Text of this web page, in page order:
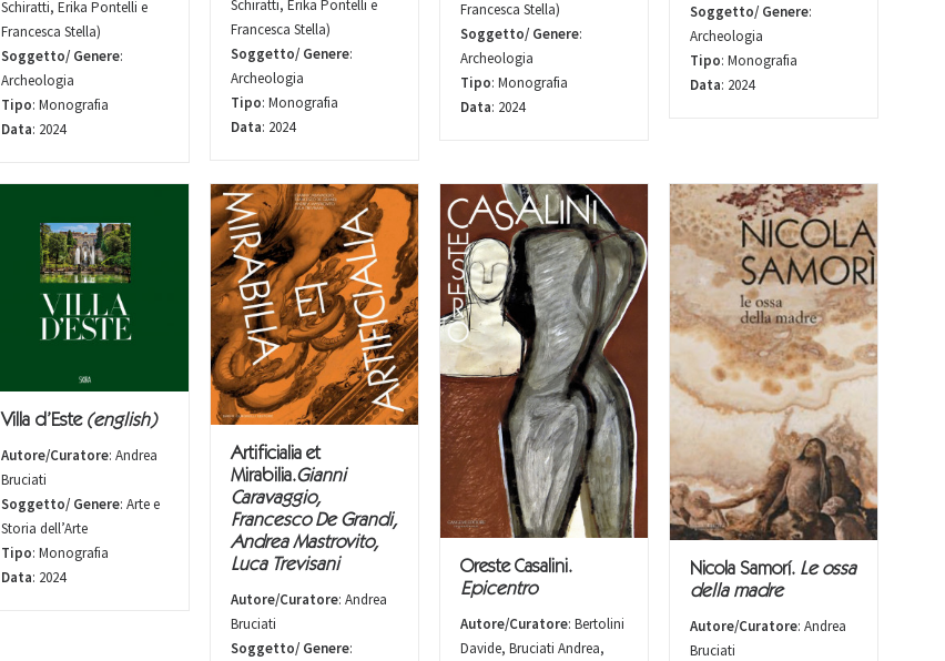
Schiratti, Erika Pontelli e
Francesca Stella)
Soggetto/ Genere:
Archeologia
Tipo: Monografia
Data: 2024
Schiratti, Erika Pontelli e
Francesca Stella)
Soggetto/ Genere:
Archeologia
Tipo: Monografia
Data: 2024
Francesca Stella)
Soggetto/ Genere:
Archeologia
Tipo: Monografia
Data: 2024
Soggetto/ Genere:
Archeologia
Tipo: Monografia
Data: 2024
Villa d’Este (english)
Autore/Curatore: Andrea
Bruciati
Soggetto/ Genere: Arte e
Storia dell’Arte
Tipo: Monografia
Data: 2024
Artificialia et
Mirabilia.Gianni
Caravaggio,
Francesco De Grandi,
Andrea Mastrovito,
Luca Trevisani
Autore/Curatore: Andrea
Bruciati
Soggetto/ Genere:
Oreste Casalini.
Epicentro
Autore/Curatore: Bertolini
Davide, Bruciati Andrea,
Nicola Samorí. Le ossa
della madre
Autore/Curatore: Andrea
Bruciati